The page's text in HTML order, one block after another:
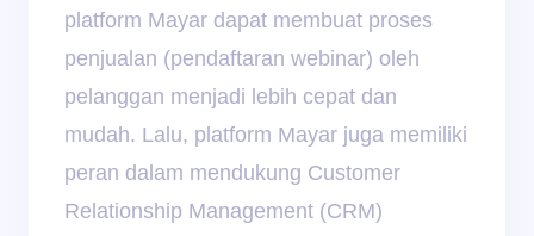
platform Mayar dapat membuat proses
penjualan (pendaftaran webinar) oleh
pelanggan menjadi lebih cepat dan
mudah. Lalu, platform Mayar juga memiliki
peran dalam mendukung Customer
Relationship Management (CRM)